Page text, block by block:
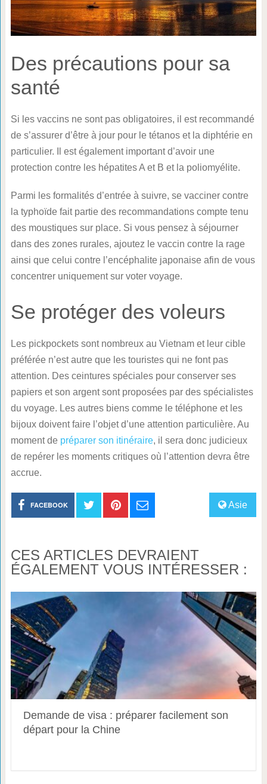
Des précautions pour sa
santé
Si les vaccins ne sont pas obligatoires, il est recommandé
de s’assurer d’être à jour pour le tétanos et la diphtérie en
particulier. Il est également important d’avoir une
protection contre les hépatites A et B et la poliomyélite.
Parmi les formalités d’entrée à suivre, se vacciner contre
la typhoïde fait partie des recommandations compte tenu
des moustiques sur place. Si vous pensez à séjourner
dans des zones rurales, ajoutez le vaccin contre la rage
ainsi que celui contre l’encéphalite japonaise afin de vous
concentrer uniquement sur voter voyage.
Se protéger des voleurs
Les pickpockets sont nombreux au Vietnam et leur cible
préférée n’est autre que les touristes qui ne font pas
attention. Des ceintures spéciales pour conserver ses
papiers et son argent sont proposées par des spécialistes
du voyage. Les autres biens comme le téléphone et les
bijoux doivent faire l’objet d’une attention particulière. Au
moment de préparer son itinéraire, il sera donc judicieux
de repérer les moments critiques où l’attention devra être
accrue.
Asie
FACEBOOK
CES ARTICLES DEVRAIENT
ÉGALEMENT VOUS INTÉRESSER :
Demande de visa : préparer facilement son
départ pour la Chine